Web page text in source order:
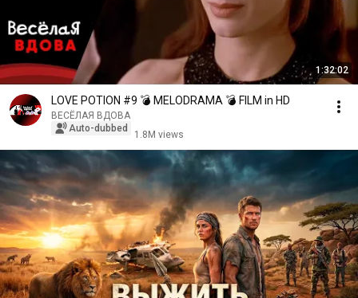
1:32:02
LOVE POTION #9 💣 MELODRAMA 💣 FILM in HD
ВЕСЁЛАЯ ВДОВА
Auto-dubbed
1.8M views